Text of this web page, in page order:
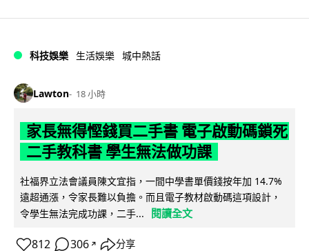
科技娛樂 生活娛樂 城中熱話
Lawton 18 小時
家長無得慳錢買二手書 電子啟動碼鎖死
二手教科書 學生無法做功課
社福界立法會議員陳文宜指，一間中學書單價錢按年加 14.7%
遠超通漲，令家長難以負擔。而且電子教材啟動碼這項設計，
令學生無法完成功課，二手...
閱讀全文
812 306 ↗ 分享